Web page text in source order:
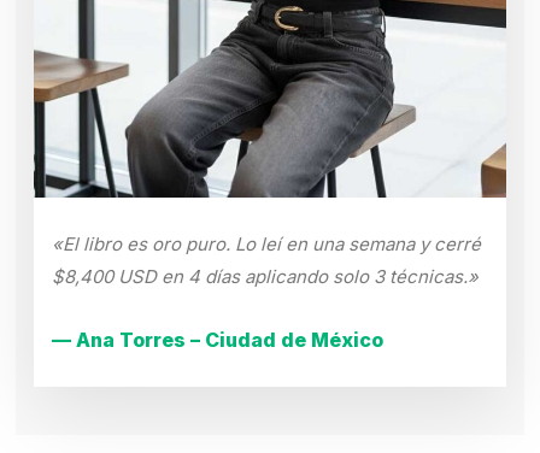
«El libro es oro puro. Lo leí en una semana y cerré
$8,400 USD en 4 días aplicando solo 3 técnicas.»
— Ana Torres – Ciudad de México